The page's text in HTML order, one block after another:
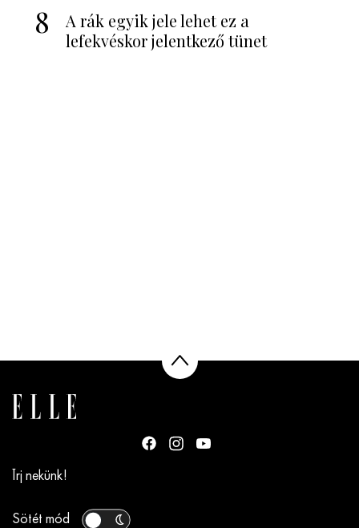
8
A rák egyik jele lehet ez a
lefekvéskor jelentkező tünet
Írj nekünk!
Sötét mód